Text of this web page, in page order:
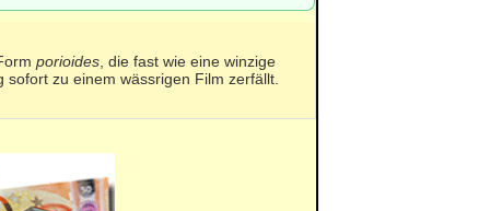
porioides, die fast wie eine winzige
zu einem wässrigen Film zerfällt.